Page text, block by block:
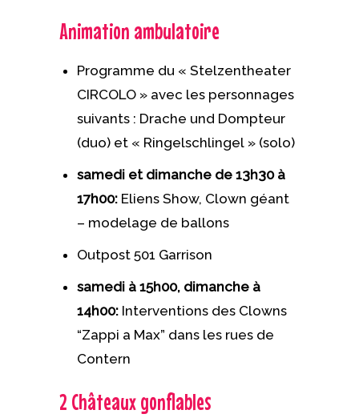
Animation ambulatoire
Programme du « Stelzentheater
CIRCOLO » avec les personnages
suivants : Drache und Dompteur
(duo) et « Ringelschlingel » (solo)
samedi et dimanche de 13h30 à
17h00: Eliens Show, Clown géant
– modelage de ballons
Outpost 501 Garrison
samedi à 15h00, dimanche à
14h00: Interventions des Clowns
“Zappi a Max” dans les rues de
Contern
2 Châteaux gonflables